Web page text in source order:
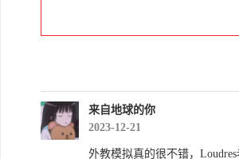
来自地球的你
2023-12-21
外教模拟真的很不错，